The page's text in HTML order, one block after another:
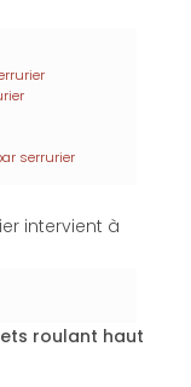
serrurier
intervient à
roulant haut